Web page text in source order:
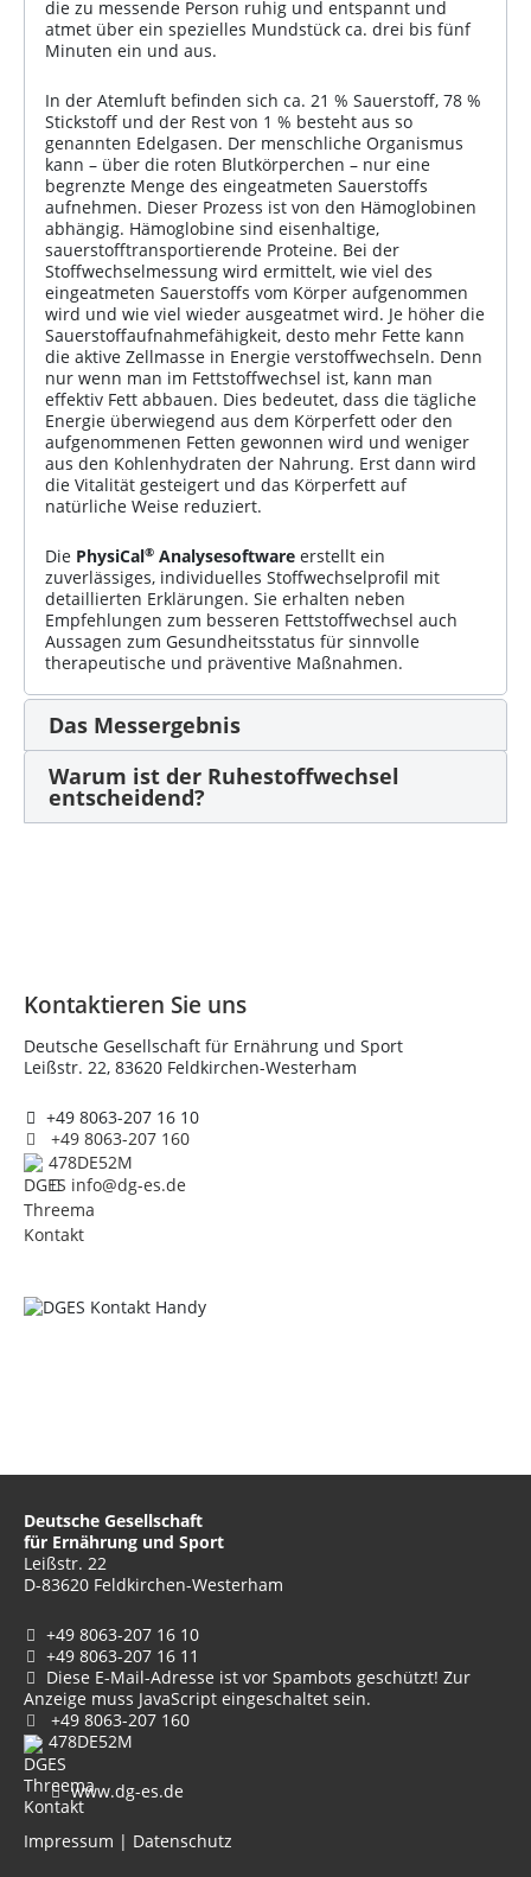
die zu messende Person ruhig und entspannt und
atmet über ein spezielles Mundstück ca. drei bis fünf
Minuten ein und aus.
In der Atemluft befinden sich ca. 21 % Sauerstoff, 78 %
Stickstoff und der Rest von 1 % besteht aus so
genannten Edelgasen. Der menschliche Organismus
kann – über die roten Blutkörperchen – nur eine
begrenzte Menge des eingeatmeten Sauerstoffs
aufnehmen. Dieser Prozess ist von den Hämoglobinen
abhängig. Hämoglobine sind eisenhaltige,
sauerstofftransportierende Proteine. Bei der
Stoffwechselmessung wird ermittelt, wie viel des
eingeatmeten Sauerstoffs vom Körper aufgenommen
wird und wie viel wieder ausgeatmet wird. Je höher die
Sauerstoffaufnahmefähigkeit, desto mehr Fette kann
die aktive Zellmasse in Energie verstoffwechseln. Denn
nur wenn man im Fettstoffwechsel ist, kann man
effektiv Fett abbauen. Dies bedeutet, dass die tägliche
Energie überwiegend aus dem Körperfett oder den
aufgenommenen Fetten gewonnen wird und weniger
aus den Kohlenhydraten der Nahrung. Erst dann wird
die Vitalität gesteigert und das Körperfett auf
natürliche Weise reduziert.
Die PhysiCal® Analysesoftware erstellt ein
zuverlässiges, individuelles Stoffwechselprofil mit
detaillierten Erklärungen. Sie erhalten neben
Empfehlungen zum besseren Fettstoffwechsel auch
Aussagen zum Gesundheitsstatus für sinnvolle
therapeutische und präventive Maßnahmen.
Das Messergebnis
Warum ist der Ruhestoffwechsel
entscheidend?
Kontaktieren Sie uns
Deutsche Gesellschaft für Ernährung und Sport
Leißstr. 22, 83620 Feldkirchen-Westerham
+49 8063-207 16 10
+49 8063-207 160
478DE52M
info@dg-es.de
Deutsche Gesellschaft
für Ernährung und Sport
Leißstr. 22
D-83620 Feldkirchen-Westerham
+49 8063-207 16 10
+49 8063-207 16 11
Diese E-Mail-Adresse ist vor Spambots geschützt! Zur
Anzeige muss JavaScript eingeschaltet sein.
+49 8063-207 160
478DE52M
www.dg-es.de
Impressum | Datenschutz